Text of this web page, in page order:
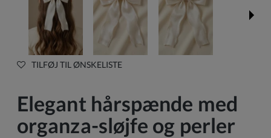
TILFØJ TIL ØNSKELISTE
Elegant hårspænde med
organza-sløjfe og perler